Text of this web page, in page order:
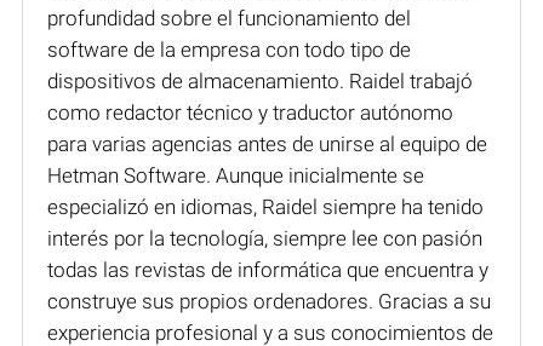
profundidad sobre el funcionamiento del
software de la empresa con todo tipo de
dispositivos de almacenamiento. Raidel trabajó
como redactor técnico y traductor autónomo
para varias agencias antes de unirse al equipo de
Hetman Software. Aunque inicialmente se
especializó en idiomas, Raidel siempre ha tenido
interés por la tecnología, siempre lee con pasión
todas las revistas de informática que encuentra y
construye sus propios ordenadores. Gracias a su
experiencia profesional y a sus conocimientos de